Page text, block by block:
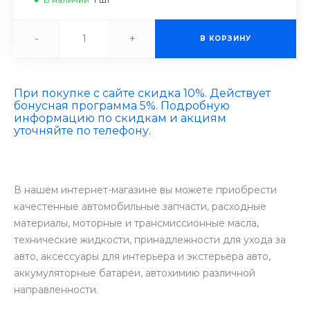
- + В КОРЗИНУ
При покупке с сайте скидка 10%. Действует
бонусная программа 5%. Подробную
информацию по скидкам и акциям
уточняйте по телефону.
В нашем интернет-магазине вы можете приобрести
качестенные автомобильные запчасти, расходные
материалы, моторные и трансмиссионные масла,
технические жидкости, принадлежности для ухода за
авто, аксессуары для интерьера и экстерьера авто,
аккумуляторные батареи, автохимию различной
направленности.